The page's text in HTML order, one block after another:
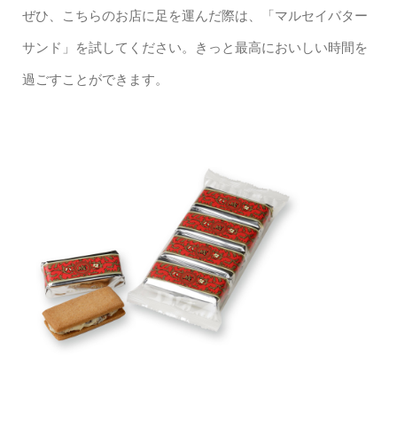
ぜひ、こちらのお店に足を運んだ際は、「マルセイバター
サンド」を試してください。きっと最高においしい時間を
過ごすことができます。